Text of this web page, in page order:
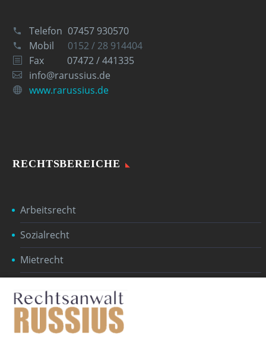
Telefon 07457 930570
Mobil
0152 / 28 914404
Fax
07472 / 441335
info@rarussius.de
www.rarussius.de
RECHTSBEREICHE
Arbeitsrecht
Sozialrecht
Mietrecht
Baurecht
Öffentliches Recht